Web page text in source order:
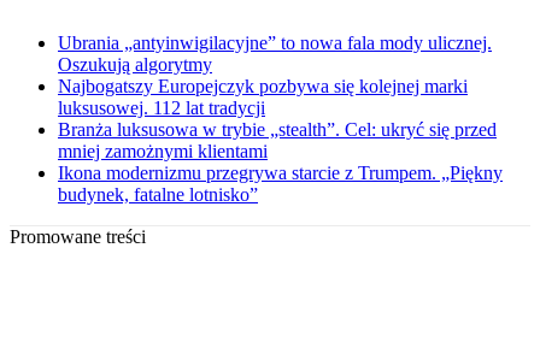
Ubrania „antyinwigilacyjne” to nowa fala mody ulicznej.
Oszukują algorytmy
Najbogatszy Europejczyk pozbywa się kolejnej marki
luksusowej. 112 lat tradycji
Branża luksusowa w trybie „stealth”. Cel: ukryć się przed
mniej zamożnymi klientami
Ikona modernizmu przegrywa starcie z Trumpem. „Piękny
budynek, fatalne lotnisko”
Promowane treści